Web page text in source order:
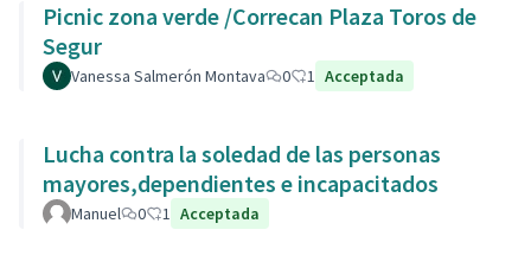
Picnic zona verde /Correcan Plaza Toros de
Segur
Vanessa Salmerón Montava 0 1 Acceptada
Lucha contra la soledad de las personas
mayores,dependientes e incapacitados
Manuel 0 1 Acceptada